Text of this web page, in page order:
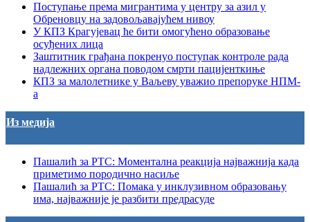
Поступање према мигрантима у центру за азил у
Обреновцу на задовољавајућем нивоу
У КПЗ Крагујевац ће бити омогућено образовање
осуђених лица
Заштитник грађана покренуо поступак контроле рада
надлежних органа поводом смрти пацијенткиње
КПЗ за малолетнике у Ваљеву уважио препоруке НПМ-
а
Из медија
Пашалић за РТС: Моментална реакција најважнија када
приметимо породично насиље
Пашалић за РТС: Помака у инклузивном образовању
има, најважније је разбити предрасуде